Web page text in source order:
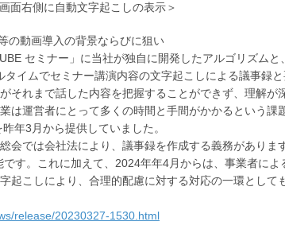
面右側に自動文字起こしの表示＞
の動画導入の背景ならびに狙い
セミナー」に当社が独自に開発したアルゴリズムと
イムでセミナー講演内容の文字起こしによる議事録と
それまで話した内容を把握することができず、理解が
は運営者にとって多くの時間と手間がかかるという課
年3月から提供していました。
では会社法により、議事録を作成する義務がありま
す。これに加えて、2024年年4月からは、事業者によ
こしにより、合理的配慮に対する対応の一環として
release/20230327-1530.html